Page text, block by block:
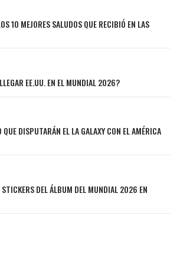
10 MEJORES SALUDOS QUE RECIBIÓ EN LAS
EE.UU. EN EL MUNDIAL 2026?
DISPUTARÁN EL LA GALAXY CON EL AMÉRICA
DEL ÁLBUM DEL MUNDIAL 2026 EN